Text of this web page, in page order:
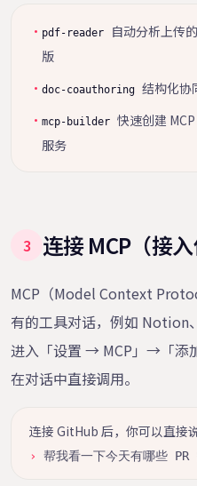
· pdf-reader
自动分析上传
版
· doc-coauthoring 结构化协
· mcp-builder 快速创建
服务
3 连接 MCP（接
MCP（Model Context
有的工具对话，例如 Notion
进入「设置 → MCP」→「添
在对话中直接调用。
连接 GitHub 后，你可以直接说
› 帮我看一下今天有哪些